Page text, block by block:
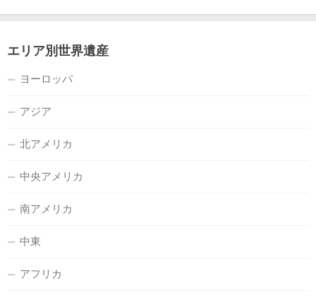
エリア別世界遺産
ヨーロッパ
アジア
北アメリカ
中央アメリカ
南アメリカ
中東
アフリカ